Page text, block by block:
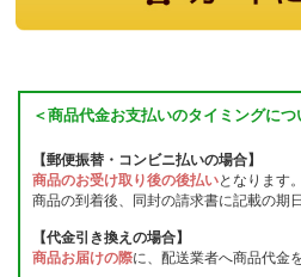
＜商品代金お支払いのタイミングにつ
【郵便振替・コンビニ払いの場合】
商品のお受け取り後の後払いとなります。
商品の到着後、同封の請求書に記載の期
【代金引き換えの場合】
商品お届けの際に、配送業者へ商品代金